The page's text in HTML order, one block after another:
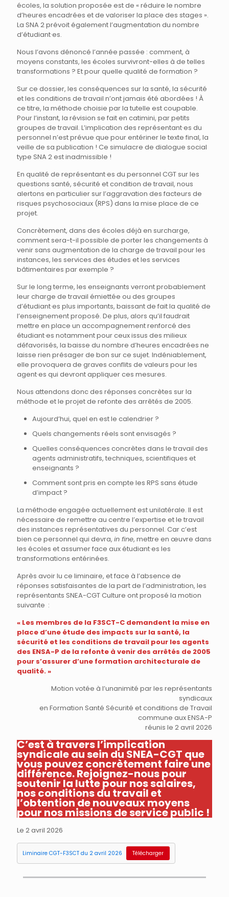
écoles, la solution proposée est de « réduire le nombre
d’heures encadrées et de valoriser la place des stages ».
La SNA 2 prévoit également l’augmentation du nombre
d’étudiant·es.
Nous l’avons dénoncé l’année passée : comment, à
moyens constants, les écoles survivront-elles à de telles
transformations ? Et pour quelle qualité de formation ?
Sur ce dossier, les conséquences sur la santé, la sécurité
et les conditions de travail n’ont jamais été abordées ! À
ce titre, la méthode choisie par la tutelle est coupable.
Pour l’instant, la révision se fait en catimini, par petits
groupes de travail. L’implication des représentant·es du
personnel n’est prévue que pour entériner le texte final, la
veille de sa publication ! Ce simulacre de dialogue social
type SNA 2 est inadmissible !
En qualité de représentant·es du personnel CGT sur les
questions santé, sécurité et condition de travail, nous
alertons en particulier sur l’aggravation des facteurs de
risques psychosociaux (RPS) dans la mise place de ce
projet.
Concrètement, dans des écoles déjà en surcharge,
comment sera-t-il possible de porter les changements à
venir sans augmentation de la charge de travail pour les
instances, les services des études et les services
bâtimentaires par exemple ?
Sur le long terme, les enseignants verront probablement
leur charge de travail émiettée ou des groupes
d’étudiant·es plus importants, baissant de fait la qualité de
l’enseignement proposé. De plus, alors qu’il faudrait
mettre en place un accompagnement renforcé des
étudiant·es notamment pour ceux issus des milieux
défavorisés, la baisse du nombre d’heures encadrées ne
laisse rien présager de bon sur ce sujet. Indéniablement,
elle provoquera de graves conflits de valeurs pour les
agent·es qui devront appliquer ces mesures.
Nous attendons donc des réponses concrètes sur la
méthode et le projet de refonte des arrêtés de 2005.
Aujourd’hui, quel en est le calendrier ?
Quels changements réels sont envisagés ?
Quelles conséquences concrètes dans le travail des
agents administratifs, techniques, scientifiques et
enseignants ?
Comment sont pris en compte les RPS sans étude
d’impact ?
La méthode engagée actuellement est unilatérale. Il est
nécessaire de remettre au centre l’expertise et le travail
des instances représentatives du personnel. Car c’est
bien ce personnel qui devra, in fine, mettre en œuvre dans
les écoles et assumer face aux étudiant·es les
transformations entérinées.
Après avoir lu ce liminaire, et face à l’absence de
réponses satisfaisantes de la part de l’administration, les
représentants SNEA-CGT Culture ont proposé la motion
suivante :
« Les membres de la F3SCT-C demandent la mise en
place d’une étude des impacts sur la santé, la
sécurité et les conditions de travail pour les agents
des ENSA-P de la refonte à venir des arrêtés de 2005
pour s’assurer d’une formation architecturale de
qualité. »
Motion votée à l’unanimité par les représentants
syndicaux
en Formation Santé Sécurité et conditions de Travail
commune aux ENSA-P
réunis le 2 avril 2026
C’est à travers l’implication
syndicale au sein du SNEA-CGT que
vous pouvez concrètement faire une
différence. Rejoignez-nous pour
soutenir la lutte pour nos salaires,
nos conditions du travail et
l’obtention de nouveaux moyens
pour nos missions de service public !
Le 2 avril 2026
Liminaire CGT-F3SCT du 2 avril 2026 Télécharger